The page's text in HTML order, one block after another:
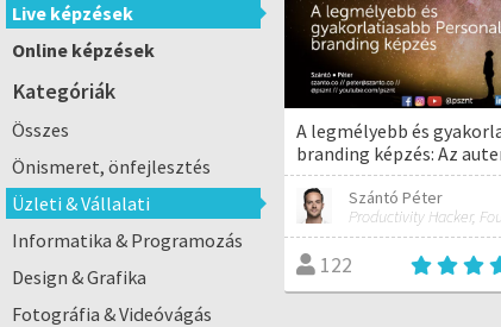
Live képzések
Online képzések
Kategóriák
Összes
Önismeret, önfejlesztés
Üzleti & Vállalati
Informatika & Programozás
Design & Grafika
Fotográfia & Videóvágás
A legmélyebb és
branding képzés: Az
Szántó Péter
Productivity Hacker,
122